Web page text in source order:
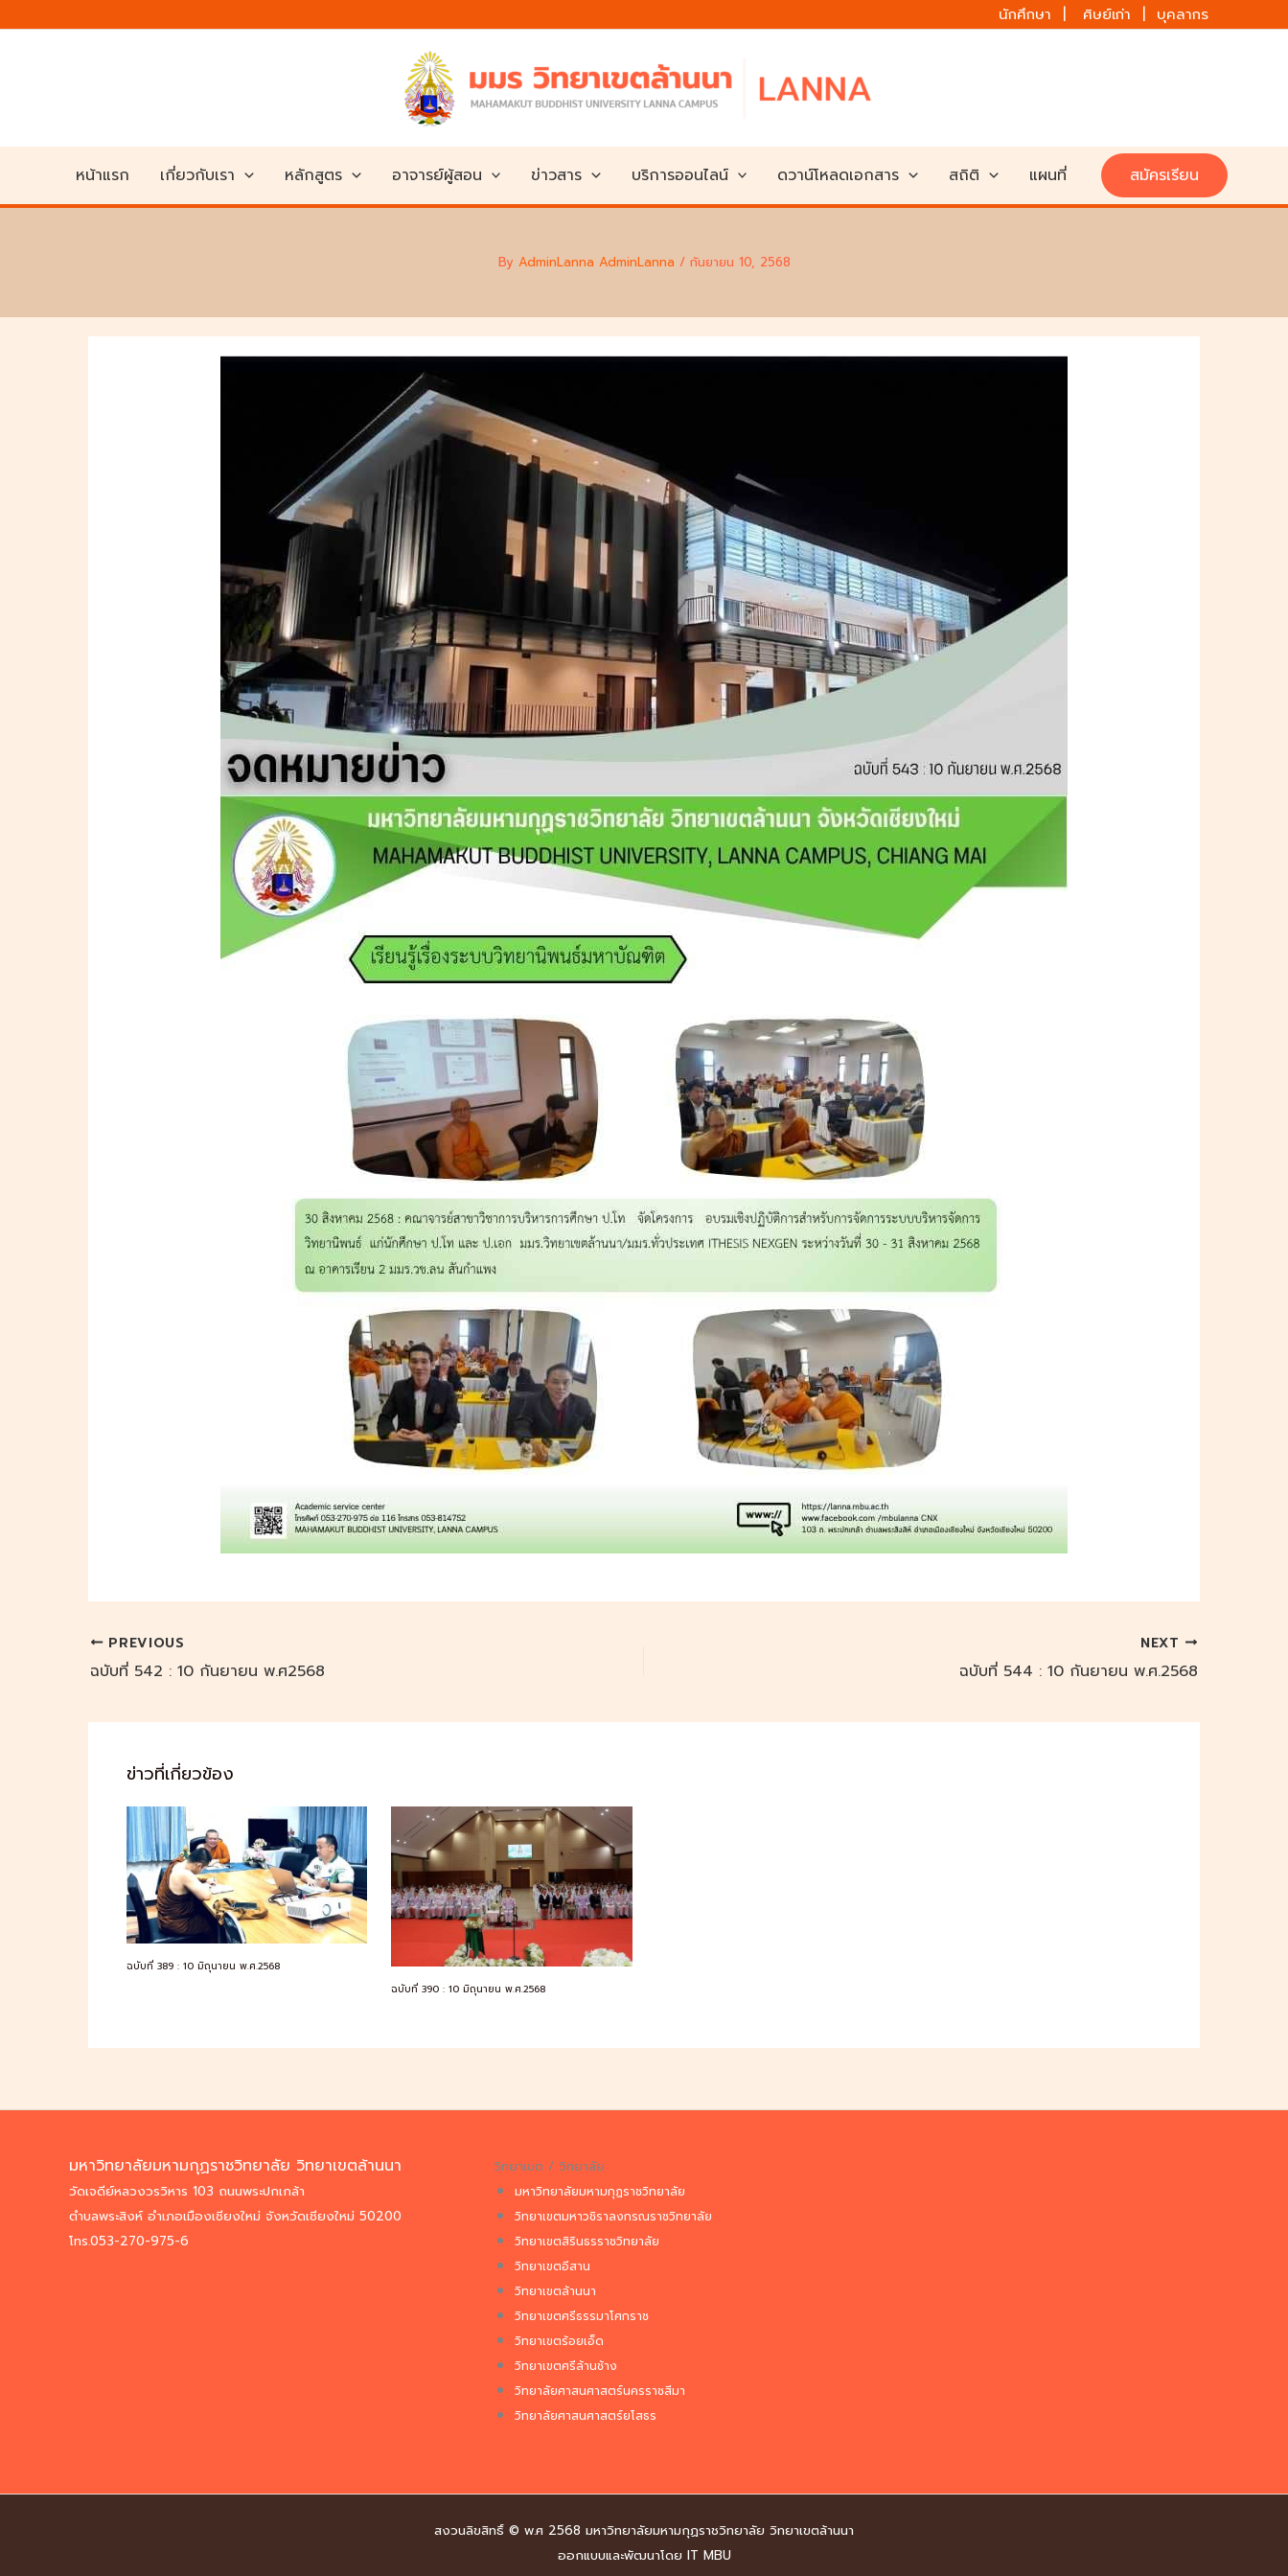
to
นักศึกษา | ศิษย์เก่า | บุคลากร
หน้าแรก เกี่ยวกับเรา หลักสูตร อาจารย์ผู้สอน ข่าวสาร บริการออนไลน์ ดวาน์โหลดเอกสาร สถิติ แผนที่ สมัครเรียน
By AdminLanna AdminLanna / กันยายน 10, 2568
PREVIOUS
ฉบับที่ 542 : 10 กันยายน พ.ศ2568
NEXT
ฉบับที่ 544 : 10 กันยายน พ.ศ.2568
ข่าวที่เกี่ยวข้อง
ฉบับที่ 389 : 10 มิถุนายน พ.ศ.2568
ฉบับที่ 390 : 10 มิถุนายน พ.ศ.2568
มหาวิทยาลัยมหามกุฏราชวิทยาลัย วิทยาเขตล้านนา
วัดเจดีย์หลวงวรวิหาร 103 ถนนพระปกเกล้า
ตำบลพระสิงห์ อำเภอเมืองเชียงใหม่ จังหวัดเชียงใหม่ 50200
โทร.053-270-975-6
วิทยาเขต / วิทยาลัย
มหาวิทยาลัยมหามกุฏราชวิทยาลัย
วิทยาเขตมหาวชิราลงกรณราชวิทยาลัย
วิทยาเขตสิรินธรราชวิทยาลัย
วิทยาเขตอีสาน
วิทยาเขตล้านนา
วิทยาเขตศรีธรรมาโศกราช
วิทยาเขตร้อยเอ็ด
วิทยาเขตศรีล้านช้าง
วิทยาลัยศาสนศาสตร์นครราชสีมา
วิทยาลัยศาสนศาสตร์ยโสธร
สงวนลิขสิทธิ์ © พ.ศ 2568 มหาวิทยาลัยมหามกุฏราชวิทยาลัย วิทยาเขตล้านนา
ออกแบบและพัฒนาโดย IT MBU